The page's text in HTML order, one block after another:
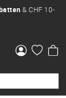
& CHF 10-